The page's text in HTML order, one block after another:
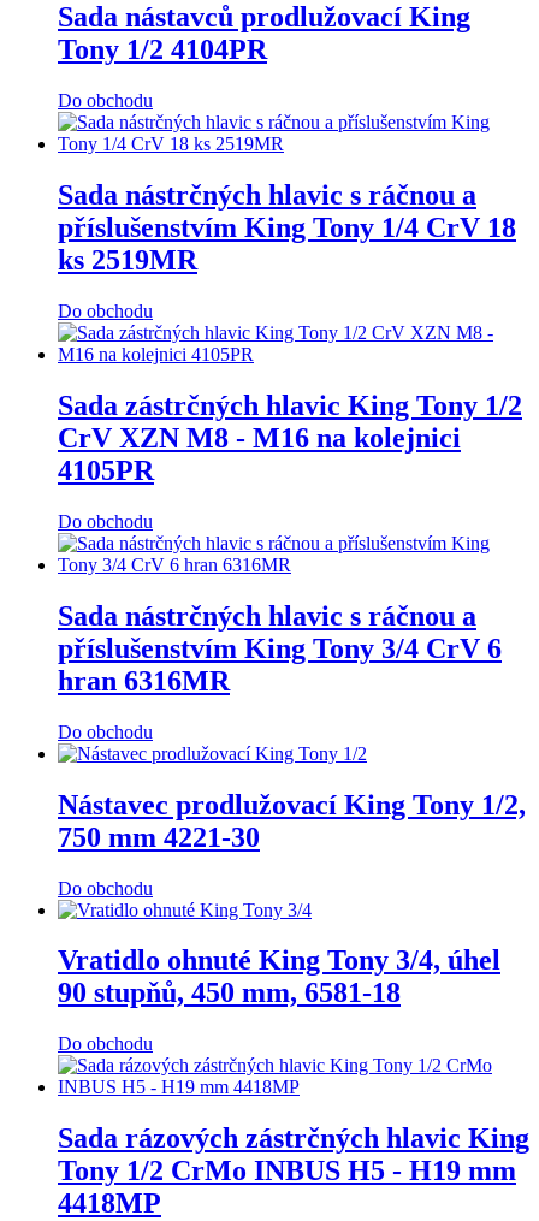
Sada nástavců prodlužovací King
Tony 1/2 4104PR
Do obchodu
Sada nástrčných hlavic s ráčnou a
příslušenstvím King Tony 1/4 CrV 18
ks 2519MR
Do obchodu
Sada zástrčných hlavic King Tony 1/2
CrV XZN M8 - M16 na kolejnici
4105PR
Do obchodu
Sada nástrčných hlavic s ráčnou a
příslušenstvím King Tony 3/4 CrV 6
hran 6316MR
Do obchodu
Nástavec prodlužovací King Tony 1/2,
750 mm 4221-30
Do obchodu
Vratidlo ohnuté King Tony 3/4, úhel
90 stupňů, 450 mm, 6581-18
Do obchodu
Sada rázových zástrčných hlavic King
Tony 1/2 CrMo INBUS H5 - H19 mm
4418MP